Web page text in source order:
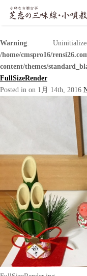
Warning:
/home/cmspro16/
content/themes/
FullSizeRender
Posted in on 1月 14th, 2016